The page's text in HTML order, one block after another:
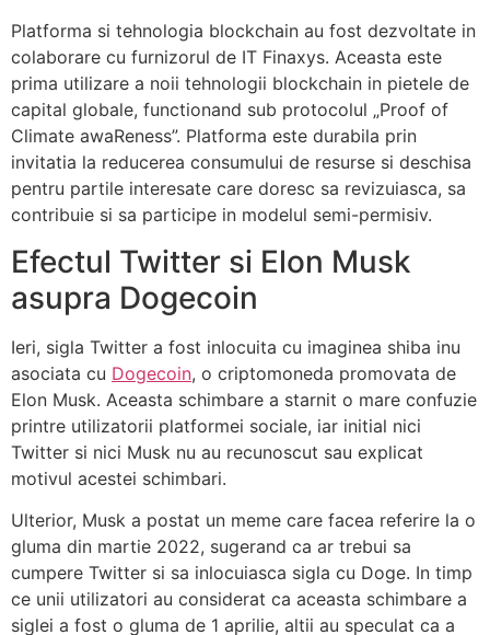
Platforma si tehnologia blockchain au fost dezvoltate in
colaborare cu furnizorul de IT Finaxys. Aceasta este
prima utilizare a noii tehnologii blockchain in pietele de
capital globale, functionand sub protocolul „Proof of
Climate awaReness”. Platforma este durabila prin
invitatia la reducerea consumului de resurse si deschisa
pentru partile interesate care doresc sa revizuiasca, sa
contribuie si sa participe in modelul semi-permisiv.
Efectul Twitter si Elon Musk
asupra Dogecoin
Ieri, sigla Twitter a fost inlocuita cu imaginea shiba inu
asociata cu Dogecoin, o criptomoneda promovata de
Elon Musk. Aceasta schimbare a starnit o mare confuzie
printre utilizatorii platformei sociale, iar initial nici
Twitter si nici Musk nu au recunoscut sau explicat
motivul acestei schimbari.
Ulterior, Musk a postat un meme care facea referire la o
gluma din martie 2022, sugerand ca ar trebui sa
cumpere Twitter si sa inlocuiasca sigla cu Doge. In timp
ce unii utilizatori au considerat ca aceasta schimbare a
siglei a fost o gluma de 1 aprilie, altii au speculat ca a